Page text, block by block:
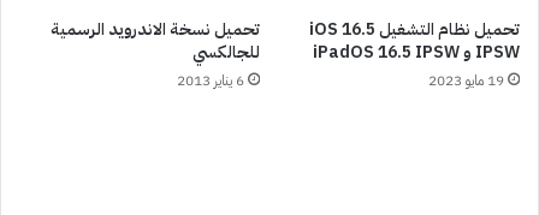
تحميل نظام التشغيل iOS 16.5
IPSW و iPadOS 16.5 IPSW
19 مايو 2023
تحميل نسخة الاندرويد الرسمية
للجالكسي
6 يناير 2013